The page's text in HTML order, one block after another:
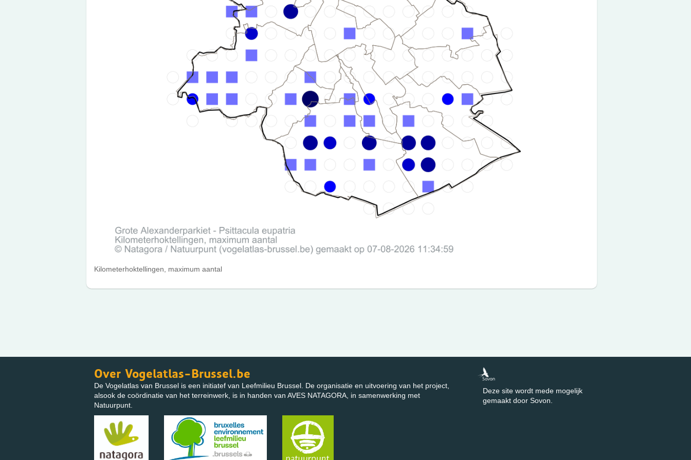
Kilometerhoktellingen, maximum aantal
Over Vogelatlas-Brussel.be
De Vogelatlas van Brussel is een initiatef van Leefmilieu Brussel. De organisatie en uitvoering van het project,
alsook de coördinatie van het terreinwerk, is in handen van AVES NATAGORA, in samenwerking met
Natuurpunt.
Deze site wordt mede mogelijk
gemaakt door Sovon.